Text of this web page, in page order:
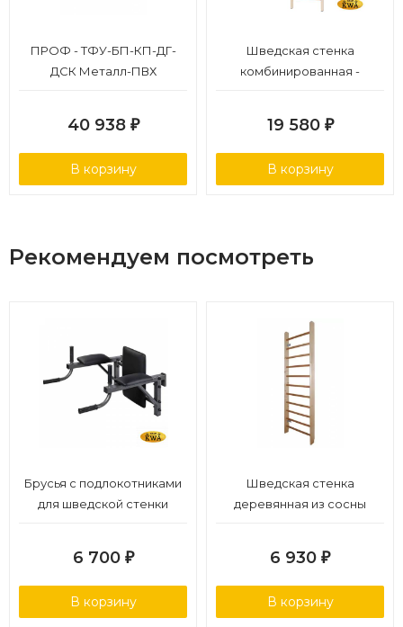
класса прочности рекомендуется использовать в
ПРОФ - ТФУ-БП-КП-ДГ-
ДСК Металл-ПВХ
40 938 ₽
В корзину
Шведская стенка
комбинированная -
19 580 ₽
В корзину
Рекомендуем посмотреть
Брусья с подлокотниками
для шведской стенки
6 700 ₽
В корзину
Шведская стенка
деревянная из сосны
6 930 ₽
В корзину